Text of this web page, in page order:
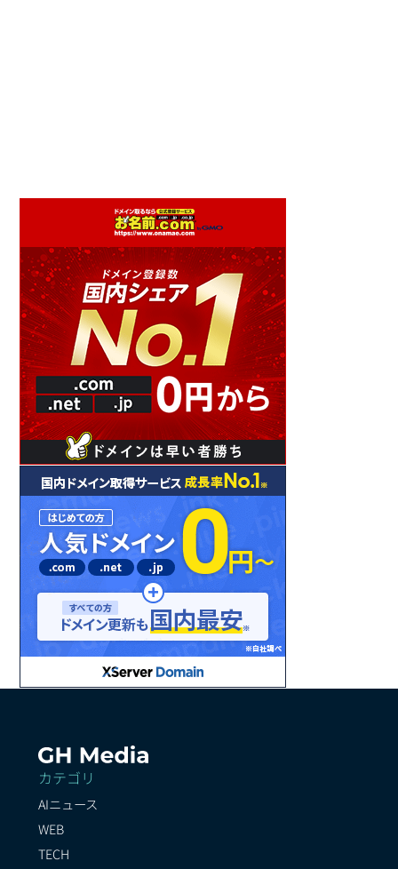
カテゴリ
AIニュース
WEB
TECH